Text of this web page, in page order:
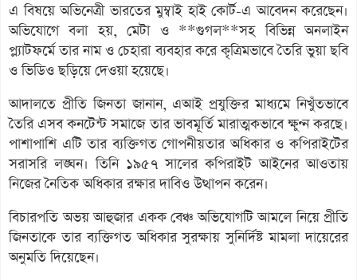
এ বিষয়ে অভিনেত্রী ভারতের মুম্বাই হাই কোর্ট-এ আবেদন করেছেন।
অভিযোগে বলা হয়, মেটা ও **গুগল**সহ বিভিন্ন অনলাইন
প্ল্যাটফর্মে তার নাম ও চেহারা ব্যবহার করে কৃত্রিমভাবে তৈরি ভুয়া ছবি
ও ভিডিও ছড়িয়ে দেওয়া হয়েছে।
আদালতে প্রীতি জিনতা জানান, এআই প্রযুক্তির মাধ্যমে নিখুঁতভাবে
তৈরি এসব কনটেন্ট সমাজে তার ভাবমূর্তি মারাত্মকভাবে ক্ষুণ্ন করছে।
পাশাপাশি এটি তার ব্যক্তিগত গোপনীয়তার অধিকার ও কপিরাইটের
সরাসরি লঙ্ঘন। তিনি ১৯৫৭ সালের কপিরাইট আইনের আওতায়
নিজের নৈতিক অধিকার রক্ষার দাবিও উত্থাপন করেন।
বিচারপতি অভয় আহুজার একক বেঞ্চ অভিযোগটি আমলে নিয়ে প্রীতি
জিনতাকে তার ব্যক্তিগত অধিকার সুরক্ষায় সুনির্দিষ্ট মামলা দায়েরের
অনুমতি দিয়েছেন।